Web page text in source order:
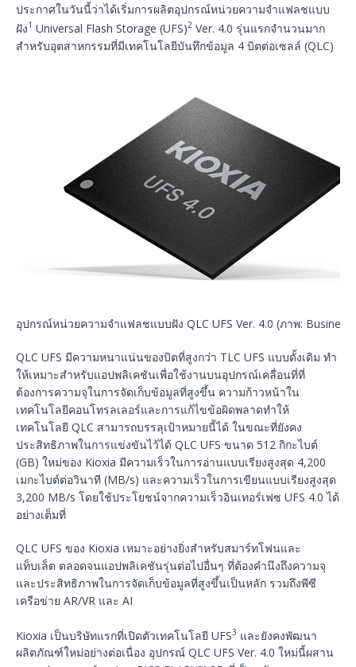
ประกาศในวันนี้ว่าได้เริ่มการผลิตอุปกรณ์หน่วยความจําแฟลชแบบ
ฝัง1 Universal Flash Storage (UFS)2 Ver. 4.0 รุ่นแรกจำนวนมาก
สำหรับอุตสาหกรรมที่มีเทคโนโลยีบันทึกข้อมูล 4 บิตต่อเซลล์ (QLC)
อุปกรณ์หน่วยความจําแฟลชแบบฝัง QLC UFS Ver. 4.0 (ภาพ: Business
QLC UFS มีความหนาแน่นของบิตที่สูงกว่า TLC UFS แบบดั้งเดิม ทํา
ให้เหมาะสําหรับแอปพลิเคชันเพื่อใช้งานบนอุปกรณ์เคลื่อนที่ที่
ต้องการความจุในการจัดเก็บข้อมูลที่สูงขึ้น ความก้าวหน้าใน
เทคโนโลยีคอนโทรลเลอร์และการแก้ไขข้อผิดพลาดทําให้
เทคโนโลยี QLC สามารถบรรลุเป้าหมายนี้ได้ ในขณะที่ยังคง
ประสิทธิภาพในการแข่งขันไว้ได้ QLC UFS ขนาด 512 กิกะไบต์
(GB) ใหม่ของ Kioxia มีความเร็วในการอ่านแบบเรียงสูงสุด 4,200
เมกะไบต์ต่อวินาที (MB/s) และความเร็วในการเขียนแบบเรียงสูงสุด
3,200 MB/s โดยใช้ประโยชน์จากความเร็วอินเทอร์เฟซ UFS 4.0 ได้
อย่างเต็มที่
QLC UFS ของ Kioxia เหมาะอย่างยิ่งสําหรับสมาร์ทโฟนและ
แท็บเล็ต ตลอดจนแอปพลิเคชันรุ่นต่อไปอื่นๆ ที่ต้องคำนึงถึงความจุ
และประสิทธิภาพในการจัดเก็บข้อมูลที่สูงขึ้นเป็นหลัก รวมถึงพีซี
เครือข่าย AR/VR และ AI
Kioxia เป็นบริษัทแรกที่เปิดตัวเทคโนโลยี UFS3 และยังคงพัฒนา
ผลิตภัณฑ์ใหม่อย่างต่อเนื่อง อุปกรณ์ QLC UFS Ver. 4.0 ใหม่นี้ผสาน